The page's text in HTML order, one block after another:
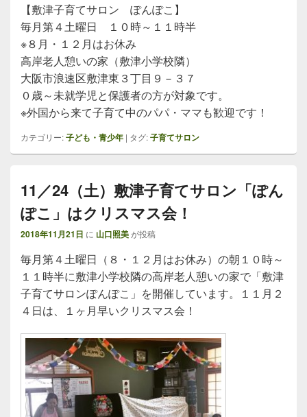
【敷津子育てサロン ぽんぽこ】
毎月第４土曜日 １０時～１１時半
※８月・１２月はお休み
高岸老人憩いの家（敷津小学校隣）
大阪市浪速区敷津東３丁目９－３７
０歳～未就学児と保護者の方が対象です。
※外国から来て子育て中のパパ・ママも歓迎です！
カテゴリー:子ども・青少年 | タグ:子育てサロン
11／24（土）敷津子育てサロン「ぽん
ぽこ」はクリスマス会！
2018年11月21日 に 山口照美が投稿
毎月第４土曜日（８・１２月はお休み）の朝１０時～
１１時半に敷津小学校隣の高岸老人憩いの家で「敷津
子育てサロンぽんぽこ」を開催しています。１１月２
４日は、１ヶ月早いクリスマス会！